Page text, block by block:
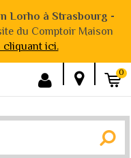
Lorho à Strasbourg -
du Comptoir Maison
cliquant ici.
0